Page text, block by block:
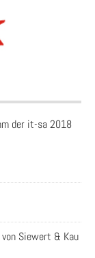
der it-sa 2018
von Siewert & Kau